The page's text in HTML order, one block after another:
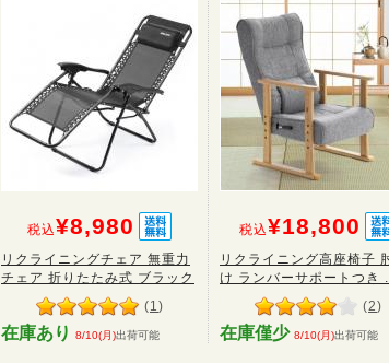
税込¥8,980
リクライニングチェア 無重力
チェア 折りたたみ式 ブラック
(1 )
在庫あり 8/10(月)出荷可能
税込¥18,800
リクライニング高座椅子
け ランバーサポートつき
(2)
在庫僅少 8/10(月)出荷可能